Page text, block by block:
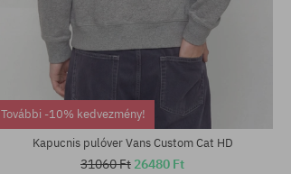
Elérhető méretek:
M; L; XL
További -10% kedvezmény!
Kapucnis pulóver Vans Custom Cat HD
31060 Ft 26480 Ft